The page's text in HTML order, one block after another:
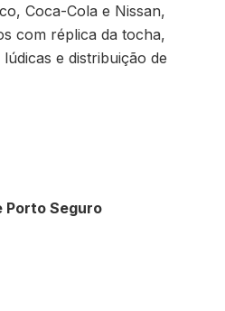
Coca-Cola e Nissan,
com réplica da tocha,
e distribuição de
Porto Seguro